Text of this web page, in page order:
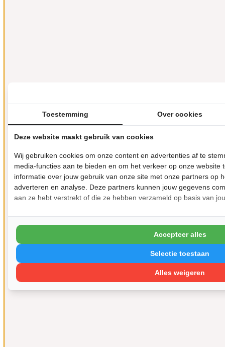
Toestemming Over cookies
Deze website maakt gebruik van cookies
Wij gebruiken cookies om onze content en advertenties af te
media-functies aan te bieden en om het verkeer op onze website
informatie over jouw gebruik van onze site met onze partners op
adverteren en analyse. Deze partners kunnen jouw gegevens
aan ze hebt verstrekt of die ze hebben verzameld op basis van
Alles weigeren
Selectie toestaan
Accepteer alles